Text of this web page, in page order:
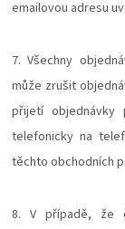
emailovou adresu
7. Všechny
může zrušit
přijetí objednávky
telefonicky na
těchto obchodních
8. V případě, že